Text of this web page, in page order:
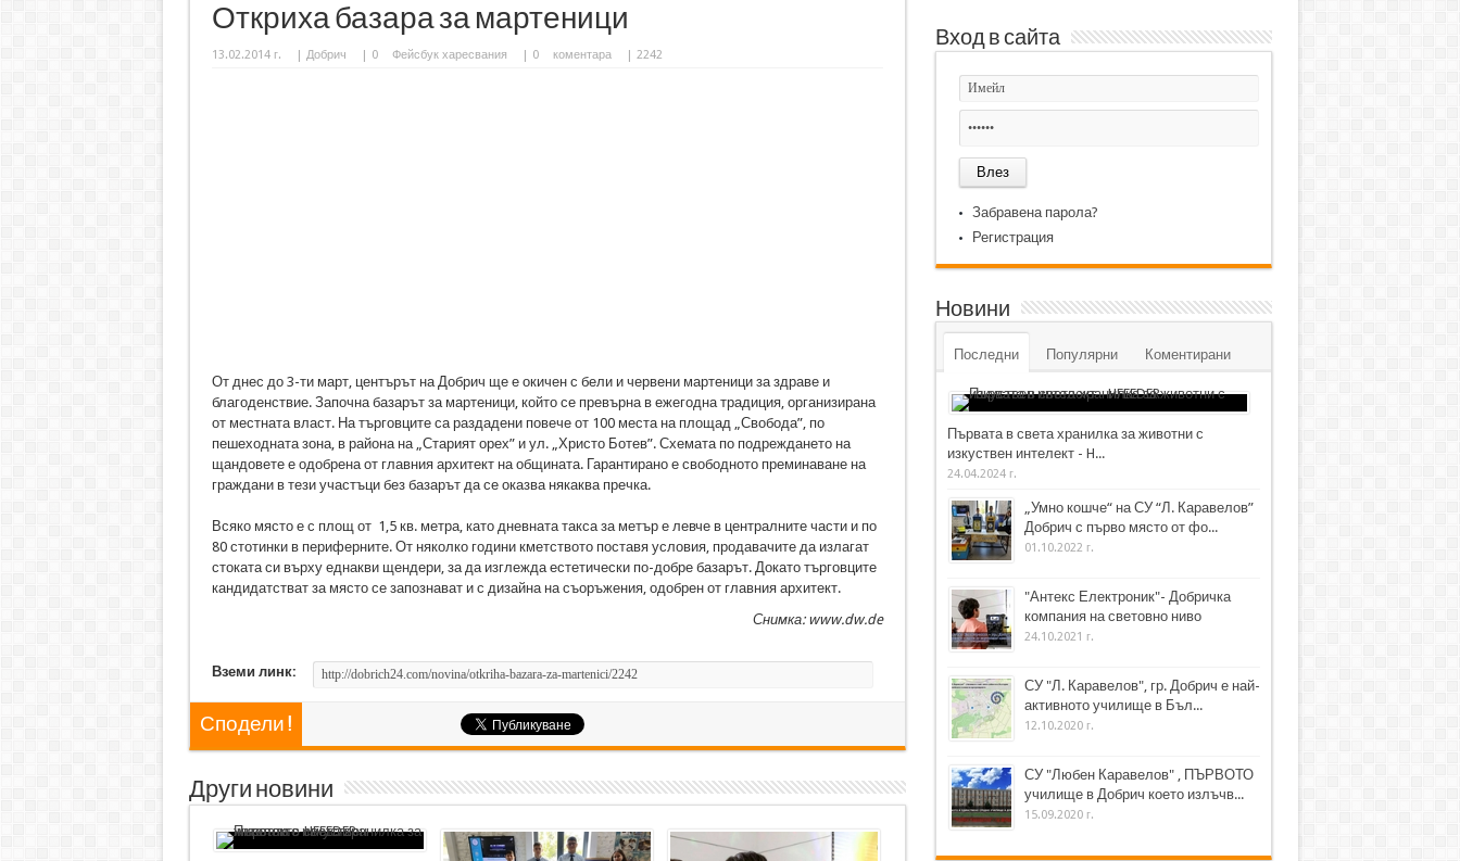
Откриха базара за мартеници
13.02.2014 г. | Добрич | 0 Фейсбук харесвания | 0 коментара | 2242
От днес до 3-ти март, центърът на Добрич ще е окичен с бели и червени мартеници за здраве и
благоденствие. Започна базарът за мартеници, който се превърна в ежегодна традиция, организирана
от местната власт. На търговците са раздадени повече от 100 места на площад „Свобода”, по
пешеходната зона, в района на „Старият орех” и ул. „Христо Ботев”. Схемата по подреждането на
щандовете е одобрена от главния архитект на общината. Гарантирано е свободното преминаване на
граждани в тези участъци без базарът да се оказва някаква пречка.
Всяко място е с площ от 1,5 кв. метра, като дневната такса за метър е левче в централните части и по
80 стотинки в периферните. От няколко години кметството поставя условия, продавачите да излагат
стоката си върху еднакви щендери, за да изглежда естетически по-добре базарът. Докато търговците
кандидатстват за място се запознават и с дизайна на съоръжения, одобрен от главния архитект.
Снимка: www.dw.de
Вземи линк:
Сподели !
Други новини
Вход в сайта
Забравена парола?
Регистрация
Новини
Последни Популярни Коментирани
Първата в света хранилка за животни с
изкуствен интелект - H...
24.04.2024 г.
„Умно кошче“ на СУ “Л. Каравелов”
Добрич с първо място от фо...
01.10.2022 г.
"Антекс Електроник"- Добричка
компания на световно ниво
24.10.2021 г.
СУ "Л. Каравелов", гр. Добрич е най-
активното училище в Бъл...
12.10.2020 г.
СУ "Любен Каравелов" , ПЪРВОТО
училище в Добрич което излъчв...
15.09.2020 г.